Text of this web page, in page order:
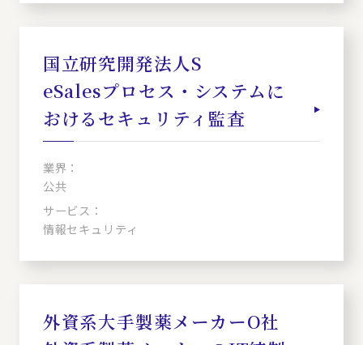
国立研究開発法人S
eSalesプロセス・システムに
おけるセキュリティ監査
業界：
公共
サービス：
情報セキュリティ
外資系大手製薬メーカーO社